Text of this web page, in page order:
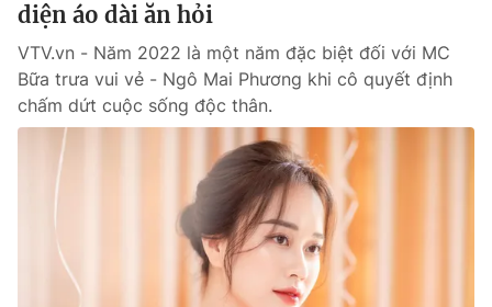
VTV9
Liên hệ tòa soạn English
Theo dõi báo trên
diện áo dài ăn hỏi
VTV.vn - Năm 2022 là một năm đặc biệt đối với MC
Bữa trưa vui vẻ - Ngô Mai Phương khi cô quyết định
chấm dứt cuộc sống độc thân.